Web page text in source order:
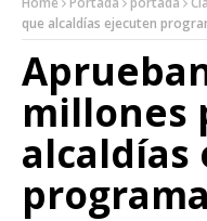
que alcaldías ejecuten
millones
alcaldías